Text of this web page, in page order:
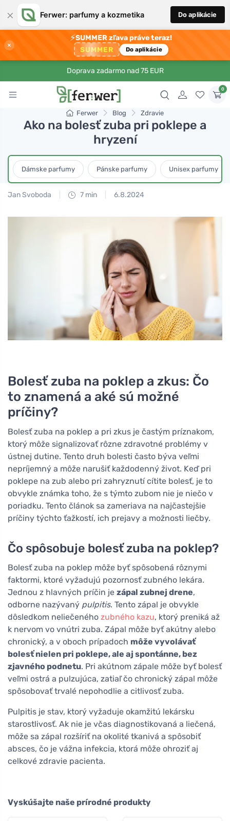
× Ferwer: parfumy a kozmetika Do aplikácie
×
⚡SUMMER zľava práve teraz!
SUMMER Do aplikácie
Doprava zadarmo nad 75 EUR
0
Ferwer Blog Zdravie
Ako na bolesť zuba pri poklepe a
hryzení
Dámske parfumy Pánske parfumy Unisex parfumy
Jan Svoboda 7 min 6.8.2024
Bolesť zuba na poklep a zkus: Čo
to znamená a aké sú možné
príčiny?
Bolesť zuba na poklep a pri zkus je častým príznakom,
ktorý môže signalizovať rôzne zdravotné problémy v
ústnej dutine. Tento druh bolesti často býva veľmi
nepríjemný a môže narušiť každodenný život. Keď pri
poklepe na zub alebo pri zahryznutí cítite bolesť, je to
obvykle známka toho, že s týmto zubom nie je niečo v
poriadku. Tento článok sa zameriava na najčastejšie
príčiny týchto ťažkostí, ich prejavy a možnosti liečby.
Čo spôsobuje bolesť zuba na poklep?
Bolesť zuba na poklep môže byť spôsobená rôznymi
faktormi, ktoré vyžadujú pozornosť zubného lekára.
Jednou z hlavných príčin je zápal zubnej drene,
odborne nazývaný pulpitis. Tento zápal je obvykle
dôsledkom neliečeného zubného kazu, ktorý preniká až
k nervom vo vnútri zuba. Zápal môže byť akútny alebo
chronický, a v oboch prípadoch môže vyvolávať
bolesť nielen pri poklepe, ale aj spontánne, bez
zjavného podnetu. Pri akútnom zápale môže byť bolesť
veľmi ostrá a pulzujúca, zatiaľ čo chronický zápal môže
spôsobovať trvalé nepohodlie a citlivosť zuba.
Pulpitis je stav, ktorý vyžaduje okamžitú lekársku
starostlivosť. Ak nie je včas diagnostikovaná a liečená,
môže sa zápal rozšíriť na okolité tkanivá a spôsobiť
absces, čo je vážna infekcia, ktorá môže ohroziť aj
celkové zdravie pacienta.
Vyskúšajte naše prírodné produkty